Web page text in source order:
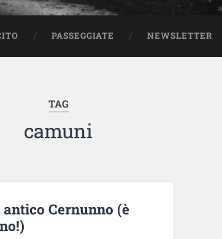
PASSEGGIATE NEWSLETTER
TAG
camuni
Cernunno (è